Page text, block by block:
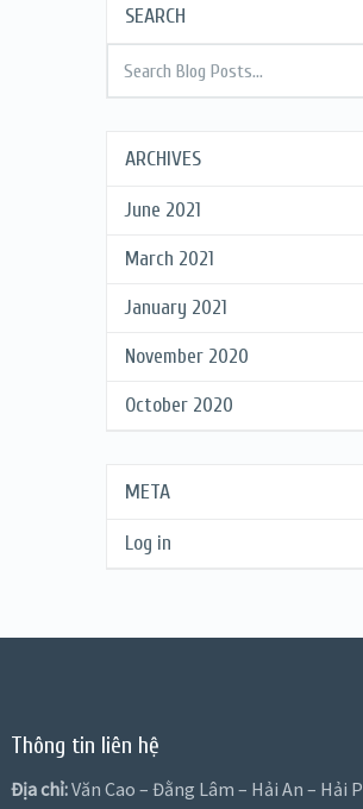
SEARCH
ARCHIVES
June 2021
March 2021
January 2021
November 2020
October 2020
META
Log in
Thông tin liên hệ
Địa chỉ:Văn Cao – Đằng Lâm – Hải An – Hải